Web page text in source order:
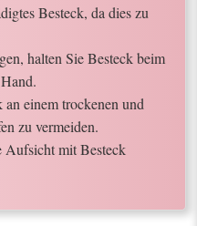
Besteck, da dies zu
halten Sie Besteck beim
einem trockenen und
zu vermeiden.
Aufsicht mit Besteck